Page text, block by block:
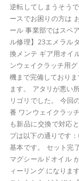
逆転してしまうそう
ースでお困りの方は
ール 事業部ではスペ
ル修理】23エメラル
換メンテ ギア用オイ
ンウェイクラッチ用
機まで完備しており
ます。 アタリが悪い
リゴリでした。 今回
番 ワンウェイクラッ
も新品に交換で対応
プは以下の通りです
基本です。 セット完
マグシールドオイル
ィーリング になりま